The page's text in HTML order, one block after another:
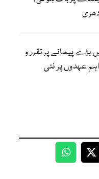
بڑے پیمانے پر تقرر و
عہدوں پر نئی